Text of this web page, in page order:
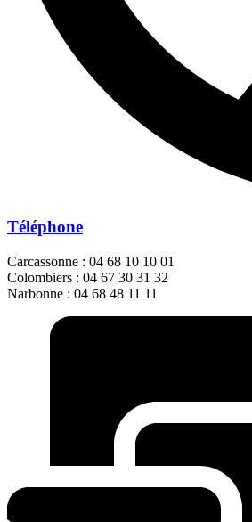
Téléphone
Carcassonne : 04 68 10 10 01
Colombiers : 04 67 30 31 32
Narbonne : 04 68 48 11 11